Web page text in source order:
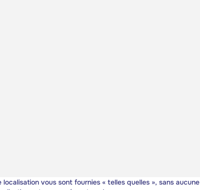
localisation vous sont fournies « telles quelles », sans aucune